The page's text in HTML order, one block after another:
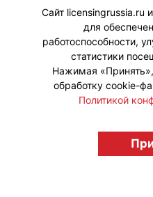
мультипликации».
#ПродвижениеБренда
Сайт licensingrussia.ru
для
работоспособности,
статистики
Нажимая
обработку cookie-
Политикой